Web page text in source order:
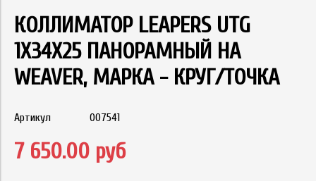
КОЛЛИМАТОР LEAPERS UTG
1Х34Х25 ПАНОРАМНЫЙ НА
WEAVER, МАРКА - КРУГ/ТОЧКА
Артикул 007541
7 650.00 руб